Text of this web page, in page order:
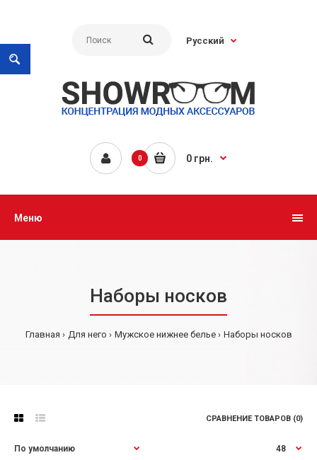
Русский
0 0 грн.
Меню
Наборы носков
Главная Для него Мужское нижнее белье Наборы носков
СРАВНЕНИЕ ТОВАРОВ (0)